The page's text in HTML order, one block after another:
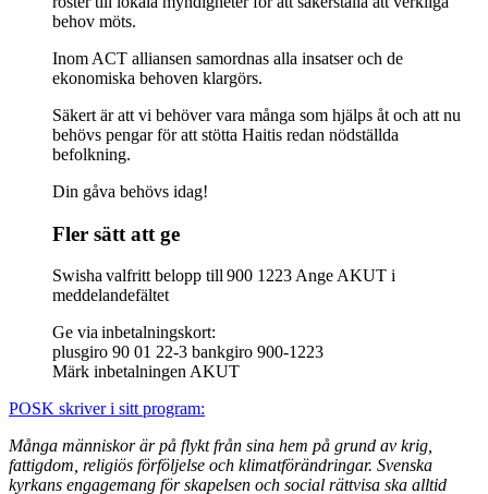
behov möts.
Inom ACT alliansen samordnas alla insatser och de
ekonomiska behoven klargörs.
Säkert är att vi behöver vara många som hjälps åt och att nu
behövs pengar för att stötta Haitis redan nödställda
befolkning.
Din gåva behövs idag!
Fler sätt att ge
Swisha valfritt belopp till 900 1223 Ange AKUT i
meddelandefältet
Ge via inbetalningskort:
plusgiro 90 01 22-3 bankgiro 900-1223
Märk inbetalningen AKUT
POSK skriver i sitt program:
Många människor är på flykt från sina hem på grund av krig,
fattigdom, religiös förföljelse och klimatförändringar. Svenska
kyrkans engagemang för skapelsen och social rättvisa ska alltid